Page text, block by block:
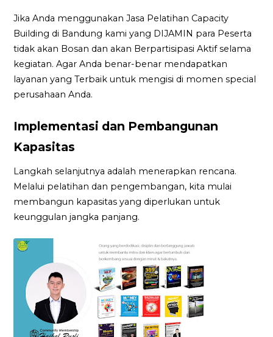
Jika Anda menggunakan Jasa Pelatihan Capacity
Building di Bandung kami yang DIJAMIN para Peserta
tidak akan Bosan dan akan Berpartisipasi Aktif selama
kegiatan. Agar Anda benar-benar mendapatkan
layanan yang Terbaik untuk mengisi di momen special
perusahaan Anda.
Implementasi dan Pembangunan
Kapasitas
Langkah selanjutnya adalah menerapkan rencana.
Melalui pelatihan dan pengembangan, kita mulai
membangun kapasitas yang diperlukan untuk
keunggulan jangka panjang.